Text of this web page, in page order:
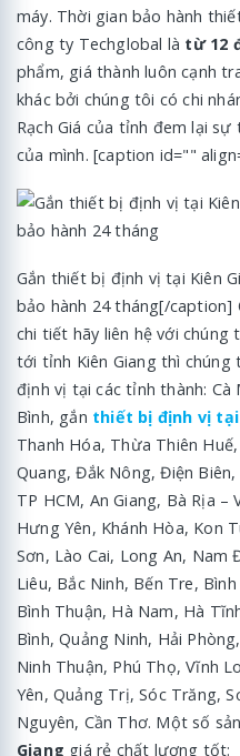
máy. Thời gian bảo hành
công ty Techglobal là từ 12
phẩm, giá thành luôn cạnh
khác bởi chúng tôi có chi
Rạch Giá của tỉnh đem lại
của mình. [caption id=""
Gắn thiết bị định vị tại Kiên
bảo hành 24 tháng[/caption]
chi tiết hãy liên hệ với chúng
tới tỉnh Kiên Giang thì
định vị tại các tỉnh thành: Cà
Bình, gắn thiết bị định vị
Thanh Hóa, Thừa Thiên
Quang, Đắk Nông, Điện
TP HCM, An Giang, Bà Rịa –
Hưng Yên, Khánh Hòa, Kon
Sơn, Lào Cai, Long An, Nam
Liêu, Bắc Ninh, Bến Tre,
Bình Thuận, Hà Nam, Hà
Bình, Quảng Ninh, Hải
Ninh Thuận, Phú Thọ, Vĩnh
Yên, Quảng Trị, Sóc Trăng,
Nguyên, Cần Thơ. Một số
Giang giá rẻ chất lượng tốt: